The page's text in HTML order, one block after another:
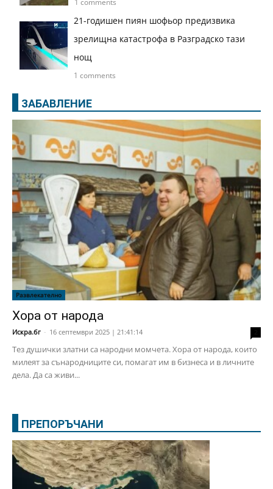
1 comments
21-годишен пиян шофьор предизвика
зрелищна катастрофа в Разградско тази
нощ
1 comments
ЗАБАВЛЕНИЕ
Развлекателно
Хора от народа
Искра.бг - 16 септември 2025 | 21:41:14
Тез душички златни са народни момчета. Хора от народа, които
милеят за сънародниците си, помагат им в бизнеса и в личните
дела. Да са живи...
ПРЕПОРЪЧАНИ